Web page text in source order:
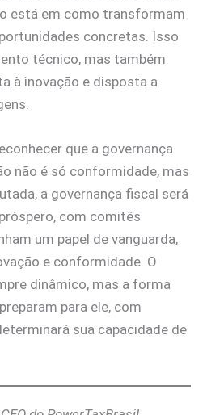
está em como transformam
concretas. Isso
técnico, mas também
à inovação e disposta a
que a governança
não é só conformidade, mas
a governança fiscal será
com comitês
um papel de vanguarda,
e conformidade. O
dinâmico, mas a forma
para ele, com
sua capacidade de